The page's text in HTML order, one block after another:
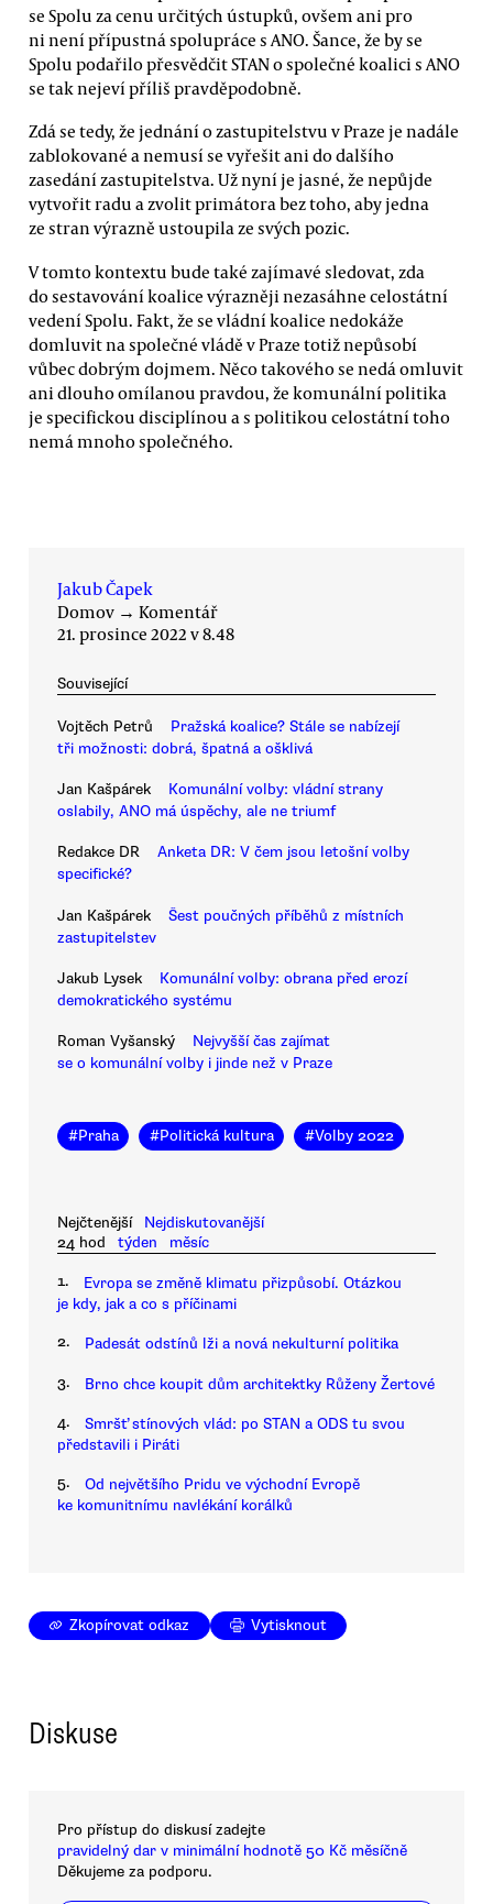
se Spolu za cenu určitých ústupků, ovšem ani pro
ni není přípustná spolupráce s ANO. Šance, že by se
Spolu podařilo přesvědčit STAN o společné koalici s ANO
se tak nejeví příliš pravděpodobně.
Zdá se tedy, že jednání o zastupitelstvu v Praze je nadále
zablokované a nemusí se vyřešit ani do dalšího
zasedání zastupitelstva. Už nyní je jasné, že nepůjde
vytvořit radu a zvolit primátora bez toho, aby jedna
ze stran výrazně ustoupila ze svých pozic.
V tomto kontextu bude také zajímavé sledovat, zda
do sestavování koalice výrazněji nezasáhne celostátní
vedení Spolu. Fakt, že se vládní koalice nedokáže
domluvit na společné vládě v Praze totiž nepůsobí
vůbec dobrým dojmem. Něco takového se nedá omluvit
ani dlouho omílanou pravdou, že komunální politika
je specifickou disciplínou a s politikou celostátní toho
nemá mnoho společného.
Jakub Čapek
Domov → Komentář
21. prosince 2022 v 8.48
Související
Vojtěch Petrů
Pražská koalice? Stále se nabízejí
tři možnosti: dobrá, špatná a ošklivá
Jan Kašpárek
Komunální volby: vládní strany
oslabily, ANO má úspěchy, ale ne triumf
Redakce DR
Anketa DR: V čem jsou letošní volby
specifické?
Jan Kašpárek
Šest poučných příběhů z místních
zastupitelstev
Jakub Lysek
Komunální volby: obrana před erozí
demokratického systému
Roman Vyšanský
Nejvyšší čas zajímat
se o komunální volby i jinde než v Praze
#Praha #Politická kultura #Volby 2022
Nejčtenější
Nejdiskutovanější
24 hod
týden měsíc
1.
Evropa se změně klimatu přizpůsobí. Otázkou
je kdy, jak a co s příčinami
2. Padesát odstínů lži a nová nekulturní politika
3. Brno chce koupit dům architektky Růženy Žertové
4.
Smršť stínových vlád: po STAN a ODS tu svou
představili i Piráti
5.
Od největšího Pridu ve východní Evropě
ke komunitnímu navlékání korálků
Zkopírovat odkaz Vytisknout
Diskuse
Pro přístup do diskusí zadejte
pravidelný dar v minimální hodnotě 50 Kč měsíčně
Děkujeme za podporu.